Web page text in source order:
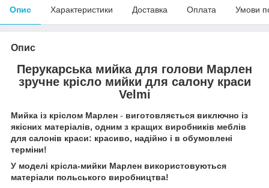
Опис Характеристики Доставка Оплата Умови
Опис
Перукарська мийка для голови Марлен
зручне крісло мийки для салону краси
Velmi
Мийка із кріслом Марлен - виготовляється виключно із
якісних матеріалів, одним з кращих виробників меблів
для салонів краси: красиво, надійно і в обумовлені
терміни!
У моделі крісла-мийки Марлен використовуються
матеріали польського виробництва!